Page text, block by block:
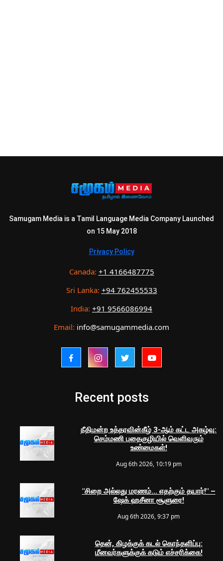
Samugam Media is a Tamil Language Media Company Launched
on 15 May 2018
Privacy Policy
Canada: +1 4166487775
Sri Lanka: +94 762455533
India: +91 9566086994
Email: info@samugammedia.com
Recent posts
நீதிமன்ற உத்தரவின்கீழ் 3-ஆம் கட்ட அகழ்வு:
செம்மணி புதைகுழியில் வெளிவரும்
உண்மைகள்!
Aug 6th 2026, 10:19 pm
"சிறை அல்லது மரணம்... எதற்கும் தயார்!" –
ஷேக் ஹசீனா சூளுரை!
Aug 6th 2026, 9:37 pm
தென், கிழக்குக் கடல் கொந்தளிப்பு:
மீனவர்களுக்குக் கடும் எச்சரிக்கை!